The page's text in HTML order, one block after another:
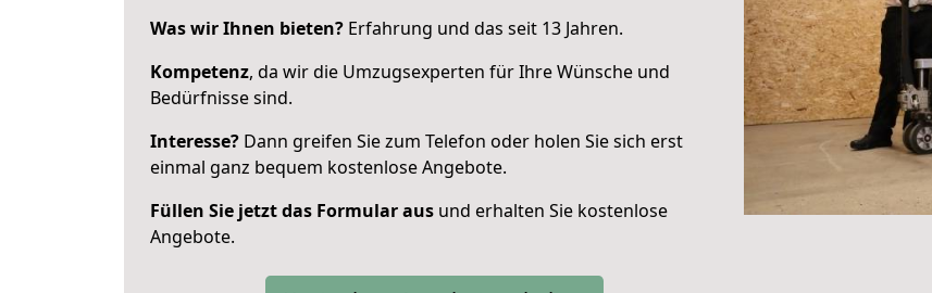
Was wir Ihnen bieten? Erfahrung und das seit 13 Jahren.
Kompetenz, da wir die Umzugsexperten für Ihre Wünsche und
Bedürfnisse sind.
Interesse? Dann greifen Sie zum Telefon oder holen Sie sich erst
einmal ganz bequem kostenlose Angebote.
Füllen Sie jetzt das Formular aus und erhalten Sie kostenlose
Angebote.